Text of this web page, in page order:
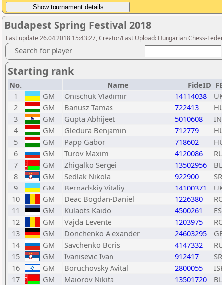
Budapest Spring Festival 2018
Last update 26.04.2018 15:43:27, Creator/Last Upload: Hungarian Chess-
Search for player
Starting rank
No. Name FideID
1
GM Onischuk Vladimir 14114038
2
GM Banusz Tamas 722413
3
GM Gupta Abhijeet 5010608
4
GM Gledura Benjamin 712779
5
GM Papp Gabor 718602
6
GM Turov Maxim 4120086
7
GM Zhigalko Sergei 13502956
8
GM Sedlak Nikola 922900
9
GM Bernadskiy Vitaliy 14100371
10
GM Deac Bogdan-Daniel 1226380
11
GM Kulaots Kaido 4500261
12
GM Vajda Levente 1203975
13
GM Donchenko Alexander 24603295
14
GM Savchenko Boris 4147332
15
GM Ivanisevic Ivan 912417
16
GM Boruchovsky Avital 2800055
17
GM Maiorov Nikita 13501720